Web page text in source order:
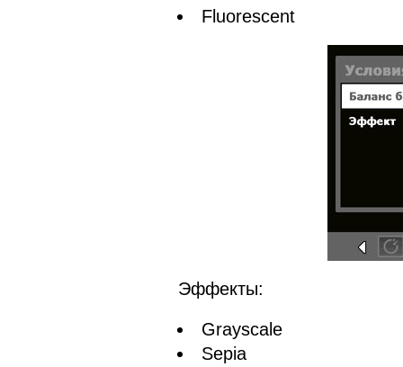
Fluorescent
Эффекты:
Grayscale
Sepia